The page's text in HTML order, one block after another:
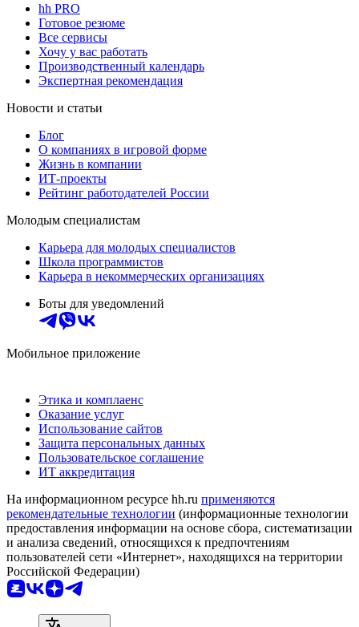
hh PRO
Готовое резюме
Все сервисы
Хочу у вас работать
Производственный календарь
Экспертная рекомендация
Новости и статьи
Блог
О компаниях в игровой форме
Жизнь в компании
ИТ-проекты
Рейтинг работодателей России
Молодым специалистам
Карьера для молодых специалистов
Школа программистов
Карьера в некоммерческих организациях
Боты для уведомлений
Мобильное приложение
Этика и комплаенс
Оказание услуг
Использование сайтов
Защита персональных данных
Пользовательское соглашение
ИТ аккредитация
На информационном ресурсе hh.ru применяются
рекомендательные технологии (информационные технологии
предоставления информации на основе сбора, систематизации
и анализа сведений, относящихся к предпочтениям
пользователей сети «Интернет», находящихся на территории
Российской Федерации)